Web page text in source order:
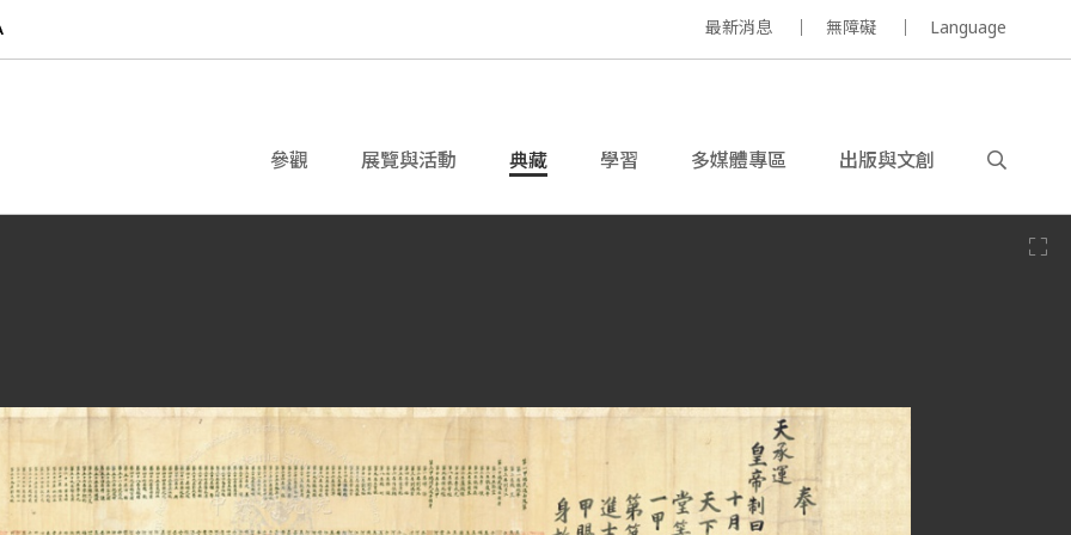
最新消息 無障礙 Language
參觀 展覽與活動 典藏 學習 多媒體專區 出版與文創